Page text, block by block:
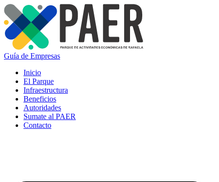
Guía de Empresas
Inicio
El Parque
Infraestructura
Beneficios
Autoridades
Sumate al PAER
Contacto